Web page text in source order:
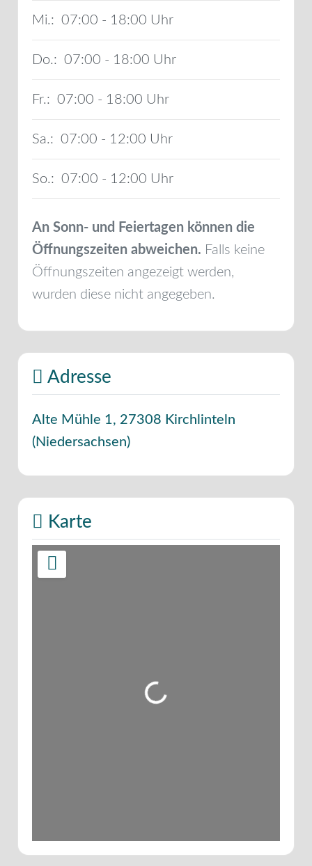
Mi.: 07:00 - 18:00
Do.: 07:00 - 18:00
Fr.: 07:00 - 18:00
Sa.: 07:00 - 12:00
So.: 07:00 - 12:00
An Sonn- und Feiertagen können die
Öffnungszeiten abweichen. Falls keine
Öffnungszeiten angezeigt werden,
wurden diese nicht angegeben.
Adresse
Alte Mühle 1, 27308 Kirchlinteln
(Niedersachsen)
Karte
Wird geladen …